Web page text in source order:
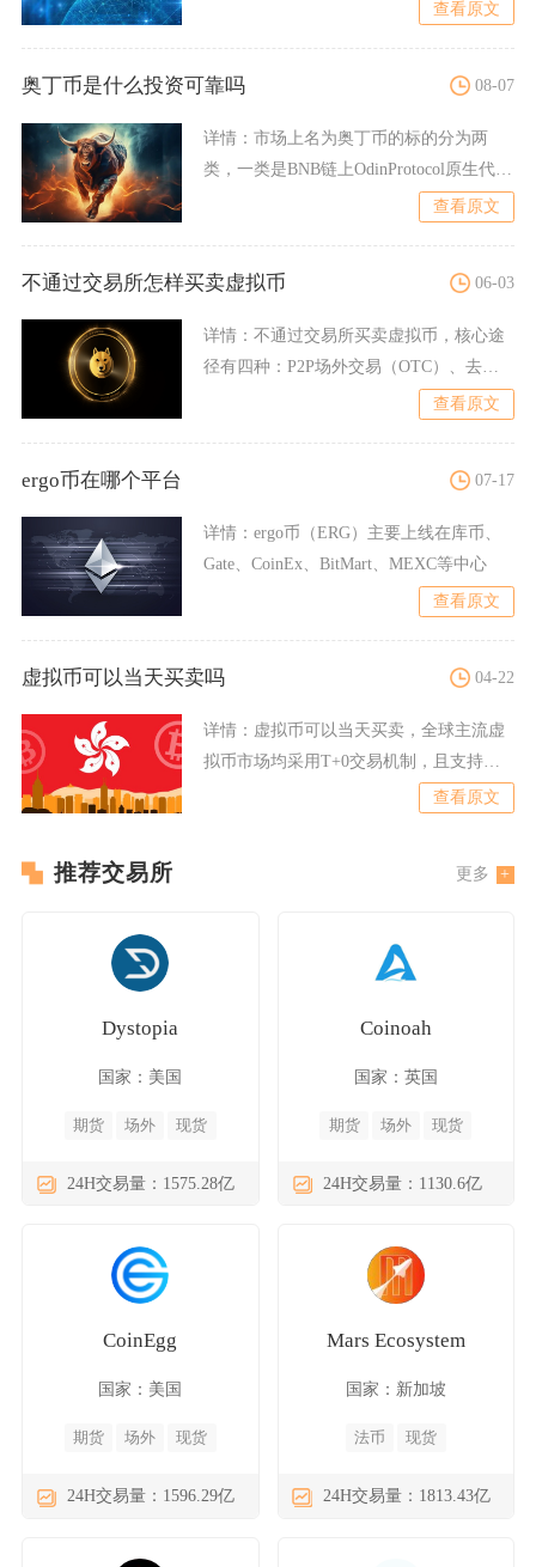
查看原文
奥丁币是什么投资可靠吗 08-07
详情： 市场上名为奥丁币的标的分为两
类，一类是BNB链上OdinProtocol原生代币
查看原文
不通过交易所怎样买卖虚拟币 06-03
详情： 不通过交易所买卖虚拟币，核心途
径有四种：P2P场外交易（OTC）、去中
查看原文
ergo币在哪个平台 07-17
详情： ergo币（ERG）主要上线在库币、
Gate、CoinEx、BitMart、MEXC等中心
查看原文
虚拟币可以当天买卖吗 04-22
详情： 虚拟币可以当天买卖，全球主流虚
拟币市场均采用T+0交易机制，且支持
查看原文
推荐交易所 更多
Dystopia
国家：美国
期货 场外 现货
24H交易量：1575.28亿
Coinoah
国家：英国
期货 场外 现货
24H交易量：1130.6亿
CoinEgg
国家：美国
期货 场外 现货
24H交易量：1596.29亿
Mars Ecosystem
国家：新加坡
法币 现货
24H交易量：1813.43亿